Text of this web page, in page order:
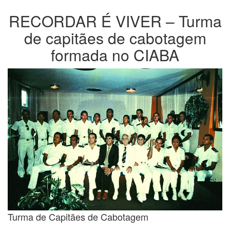
RECORDAR É VIVER – Turma
de capitães de cabotagem
formada no CIABA
Turma de Capitães de Cabotagem